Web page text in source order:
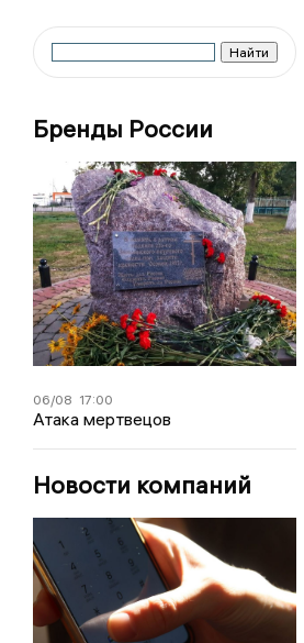
Бренды России
06/08 17:00
Атака мертвецов
Новости компаний